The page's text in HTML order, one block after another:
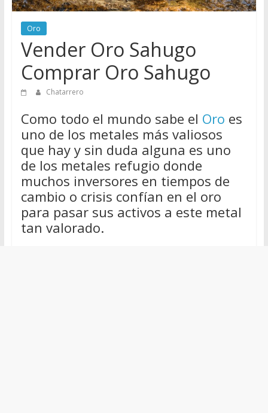
de
Chatarreros
para
vender
Chatarra
Oro
Vender Oro Sahugo
Comprar Oro Sahugo
Chatarrero
Como todo el mundo sabe el Oro es
uno de los metales más valiosos
que hay y sin duda alguna es uno
de los metales refugio donde
muchos inversores en tiempos de
cambio o crisis confían en el oro
para pasar sus activos a este metal
tan valorado.